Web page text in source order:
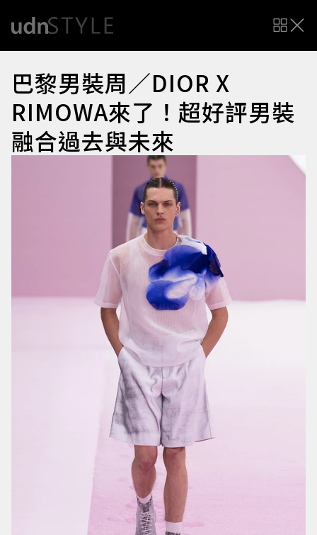
巴黎男裝周／DIOR X
RIMOWA來了！超好評男裝
融合過去與未來